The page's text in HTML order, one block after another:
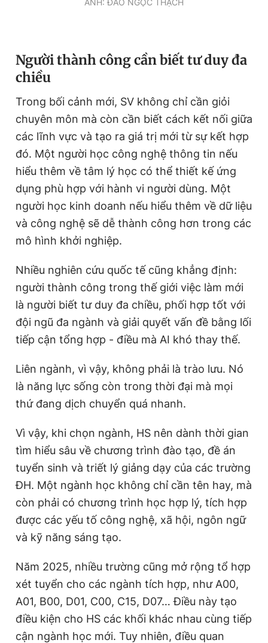
Người thành công cần biết tư duy đa
chiều
Trong bối cảnh mới, SV không chỉ cần giỏi
chuyên môn mà còn cần biết cách kết nối giữa
các lĩnh vực và tạo ra giá trị mới từ sự kết hợp
đó. Một người học công nghệ thông tin nếu
hiểu thêm về tâm lý học có thể thiết kế ứng
dụng phù hợp với hành vi người dùng. Một
người học kinh doanh nếu hiểu thêm về dữ liệu
và công nghệ sẽ dễ thành công hơn trong các
mô hình khởi nghiệp.
Nhiều nghiên cứu quốc tế cũng khẳng định:
người thành công trong thế giới việc làm mới
là người biết tư duy đa chiều, phối hợp tốt với
đội ngũ đa ngành và giải quyết vấn đề bằng lối
tiếp cận tổng hợp - điều mà AI khó thay thế.
Liên ngành, vì vậy, không phải là trào lưu. Nó
là năng lực sống còn trong thời đại mà mọi
thứ đang dịch chuyển quá nhanh.
Vì vậy, khi chọn ngành, HS nên dành thời gian
tìm hiểu sâu về chương trình đào tạo, đề án
tuyển sinh và triết lý giảng dạy của các trường
ĐH. Một ngành học không chỉ cần tên hay, mà
còn phải có chương trình học hợp lý, tích hợp
được các yếu tố công nghệ, xã hội, ngôn ngữ
và kỹ năng sáng tạo.
Năm 2025, nhiều trường cũng mở rộng tổ hợp
xét tuyển cho các ngành tích hợp, như A00,
A01, B00, D01, C00, C15, D07… Điều này tạo
điều kiện cho HS các khối khác nhau cùng tiếp
cận ngành học mới. Tuy nhiên, điều quan